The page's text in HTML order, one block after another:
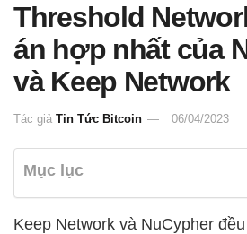
Threshold
án hợp nhất của
và Keep Network
Tác giả Tin Tức Bitcoin 06/04/2023
Mục lục
Keep Network và NuCypher